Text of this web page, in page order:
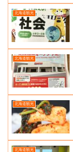
北海道観光
北海道観光
北海道観光
北海道観光